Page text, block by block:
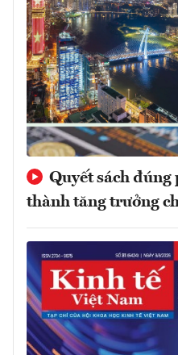
Quyết sách đúng
thành tăng trưởng